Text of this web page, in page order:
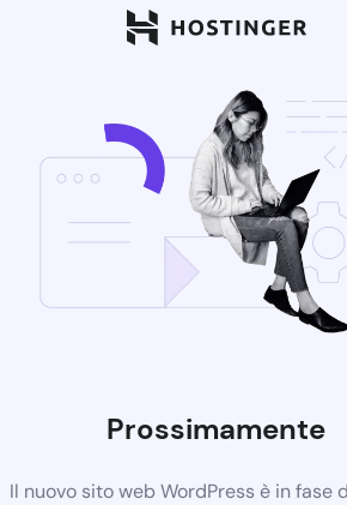
Prossimamente
Il nuovo sito web WordPress è in fase